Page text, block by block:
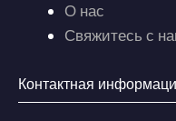
О нас
Свяжитесь с
Контактная